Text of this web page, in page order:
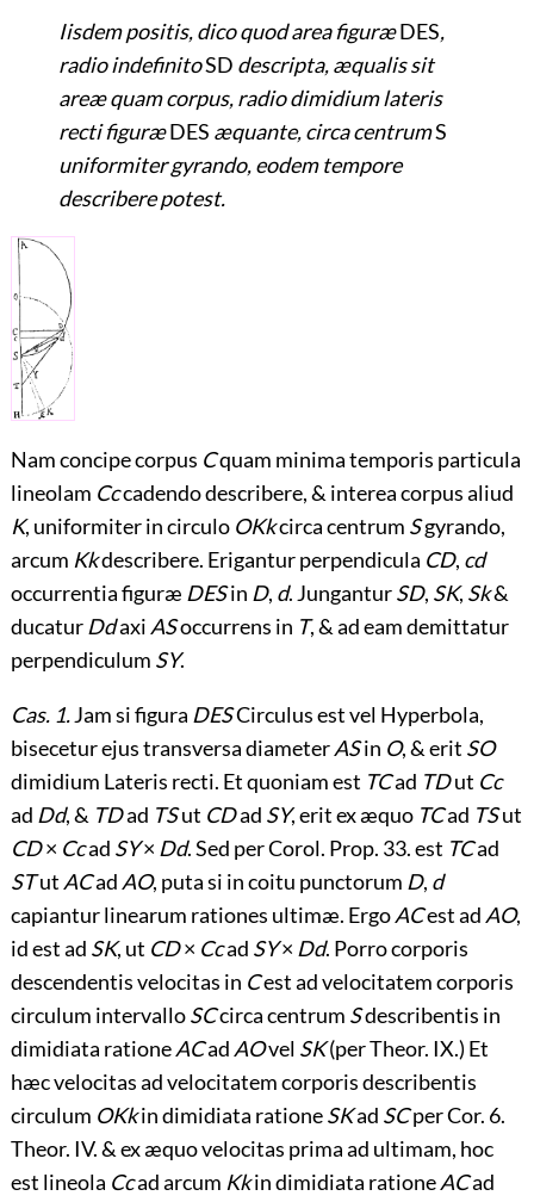
Iisdem positis, dico quod area figuræDES,
radio indefinitoSD descripta, æqualis sit
areæ quam corpus, radio dimidium lateris
recti figuræDES æquante, circa centrumS
uniformiter gyrando, eodem tempore
describere potest.
Nam concipe corpus Cquam minima temporis particula
lineolam Cccadendo describere, & interea corpus aliud
K, uniformiter in circulo OKkcirca centrum Sgyrando,
arcum Kkdescribere. Erigantur perpendicula CD, cd
occurrentia figuræ DESin D, d. JunganturSD, SK, Sk&
ducatur Ddaxi ASoccurrens in T, & ad eam demittatur
perpendiculum SY.
Cas. 1.Jam si figura DESCirculus est vel Hyperbola,
bisecetur ejus transversa diameterASin O, & erit SO
dimidium Lateris recti. Et quoniam est TCad TDut Cc
ad Dd, & TDad TSut CDad SY, erit ex æquo TCad TSut
CD× Ccad SY× Dd. Sed per Corol. Prop. 33. est TCad
STut ACad AO, puta si in coitu punctorum D, d
capiantur linearum rationes ultimæ. ErgoACest ad AO,
id est ad SK, ut CD× Ccad SY× Dd. Porro corporis
descendentis velocitas in Cest ad velocitatem corporis
circulum intervalloSCcirca centrum Sdescribentis in
dimidiata rationeACad AOvel SK(per Theor. IX.) Et
hæc velocitas ad velocitatem corporis describentis
circulum OKkin dimidiata rationeSKad SCper Cor. 6.
Theor. IV. & ex æquo velocitas prima ad ultimam, hoc
est lineola Ccad arcum Kkin dimidiata rationeACad